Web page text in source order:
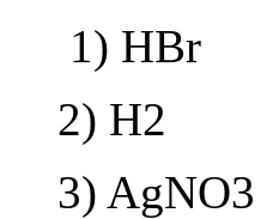
1) HBr
2) H2
3) AgNO3